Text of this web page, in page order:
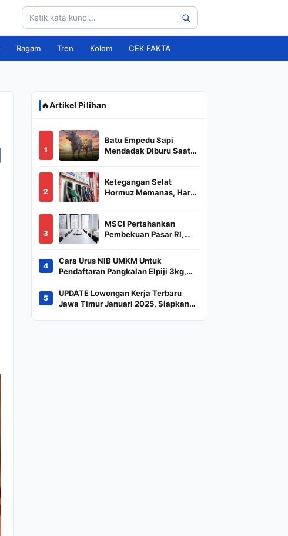
Ragam Tren Kolom CEK FAKTA
🔥Artikel Pilihan
1
Batu Empedu Sapi
Mendadak Diburu Saat
Puluhan Juta
2
Ketegangan Selat
Hormuz Memanas, Harga
3
MSCI Pertahankan
Pembekuan Pasar RI,
Indeks
4
Cara Urus NIB UMKM Untuk
Pendaftaran Pangkalan Elpiji 3kg,
Kilogram
5
UPDATE Lowongan Kerja Terbaru
Jawa Timur Januari 2025, Siapkan